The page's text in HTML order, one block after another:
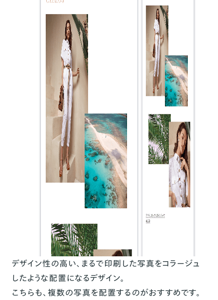
デザイン性の高い、まるで印刷した写真をコラージュ
したような配置になるデザイン。
こちらも、複数の写真を配置するのがおすすめです。